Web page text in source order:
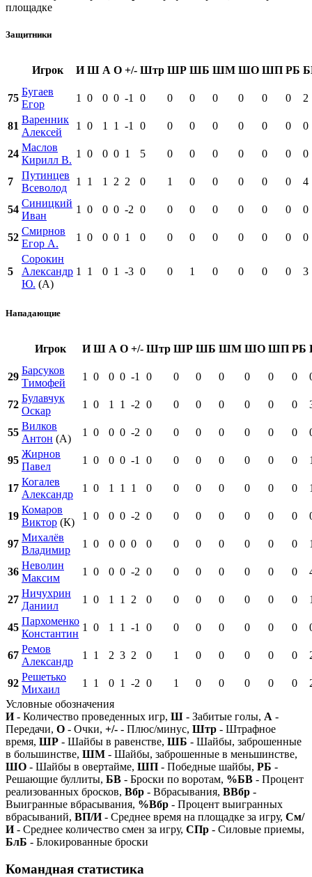
площадке
Защитники
Игрок И Ш А О +/- Штр ШР ШБ ШМ ШО ШП РБ
75
Бугаев
Егор
1 0 0 0 -1 0 0 0 0 0 0 0 2
81
Варенник
Алексей
1 0 1 1 -1 0 0 0 0 0 0 0 0
24
Маслов
Кирилл В.
1 0 0 0 1 5 0 0 0 0 0 0 0
7
Путинцев
Всеволод
1 1 1 2 2 0 1 0 0 0 0 0 4
54
Синицкий
Иван
1 0 0 0 -2 0 0 0 0 0 0 0 0
52
Смирнов
Егор А.
1 0 0 0 1 0 0 0 0 0 0 0 0
5
Сорокин
Александр
Ю. (А)
1 1 0 1 -3 0 0 1 0 0 0 0 3
Нападающие
Игрок И Ш А О +/- Штр ШР ШБ ШМ ШО ШП РБ
29
Барсуков
Тимофей
1 0 0 0 -1 0 0 0 0 0 0 0
72
Булавчук
Оскар
1 0 1 1 -2 0 0 0 0 0 0 0
55
Вилков
Антон (А)
1 0 0 0 -2 0 0 0 0 0 0 0
95
Жирнов
Павел
1 0 0 0 -1 0 0 0 0 0 0 0
17
Когалев
Александр
1 0 1 1 1 0 0 0 0 0 0 0
19
Комаров
Виктор (К)
1 0 0 0 -2 0 0 0 0 0 0 0
97
Михалёв
Владимир
1 0 0 0 0 0 0 0 0 0 0 0
36
Неволин
Максим
1 0 0 0 -2 0 0 0 0 0 0 0
27
Ничухрин
Даниил
1 0 1 1 2 0 0 0 0 0 0 0
45
Пархоменко
Константин
1 0 1 1 -1 0 0 0 0 0 0 0
67
Ремов
Александр
1 1 2 3 2 0 1 0 0 0 0 0
92
Решетько
Михаил
1 1 0 1 -2 0 1 0 0 0 0 0
Условные обозначения
И- Количество проведенных игр, Ш - Забитые голы, А -
Передачи, О - Очки, +/- - Плюс/минус, Штр - Штрафное
время, ШР - Шайбы в равенстве, ШБ - Шайбы, заброшенные
в большинстве, ШМ - Шайбы, заброшенные в меньшинстве,
ШО - Шайбы в овертайме, ШП - Победные шайбы, РБ -
Решающие буллиты, БВ - Броски по воротам, %БВ - Процент
реализованных бросков, Вбр - Вбрасывания, ВВбр -
Выигранные вбрасывания, %Вбр - Процент выигранных
вбрасываний, ВП/И- Среднее время на площадке за игру, См/
И- Среднее количество смен за игру, СПр - Силовые приемы,
БлБ - Блокированные броски
Командная статистика